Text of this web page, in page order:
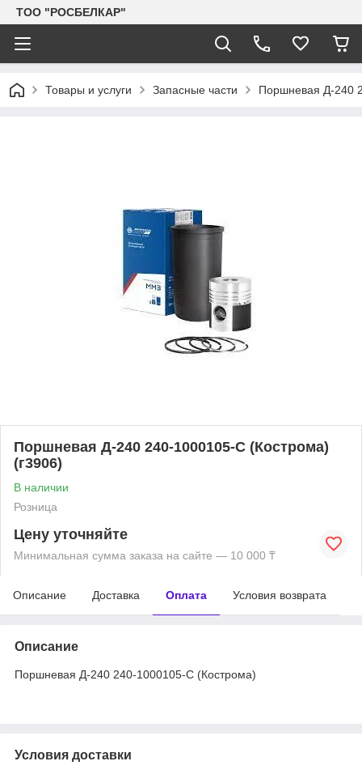
TOO "РОСБЕЛКАР"
Товары и услуги Запасные части Поршневая Д-240
Поршневая Д-240 240-1000105-С (Кострома)
(г3906)
В наличии
Розница
Цену уточняйте
Минимальная сумма заказа на сайте — 10 000 ₸
Описание Доставка Оплата Условия возврата
Описание
Поршневая Д-240 240-1000105-С (Кострома)
Условия доставки